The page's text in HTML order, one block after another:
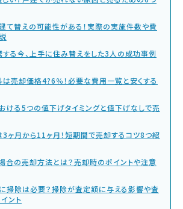
て替えの可能性がある！実際の実施件数や費
る今、上手に住み替えをした3人の成功事例
売却価格4?6％！必要な費用一覧と安くする
ける5つの値下げタイミングと値下げなしで売
ヶ月から11ヶ月！短期間で売却するコツ8つ紹
合の売却方法とは？売却時のポイントや注意
掃除は必要？掃除が査定額に与える影響や査
ント